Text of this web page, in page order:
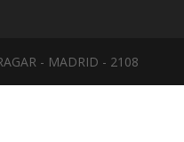
- MADRID - 2108